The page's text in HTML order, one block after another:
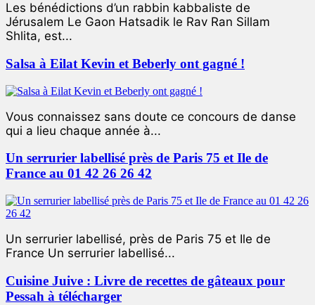
Les bénédictions d’un rabbin kabbaliste de
Jérusalem Le Gaon Hatsadik le Rav Ran Sillam
Shlita, est...
Salsa à Eilat Kevin et Beberly ont gagné !
Vous connaissez sans doute ce concours de danse
qui a lieu chaque année à...
Un serrurier labellisé près de Paris 75 et Ile de
France au 01 42 26 26 42
Un serrurier labellisé, près de Paris 75 et Ile de
France Un serrurier labellisé...
Cuisine Juive : Livre de recettes de gâteaux pour
Pessah à télécharger